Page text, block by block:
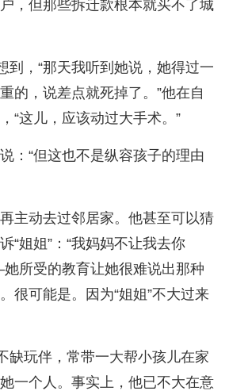
，但那些拆迁款根本就买不了城
到，“那天我听到她说，她得过一
的，说差点就死掉了。”他在自
“这儿，应该动过大手术。”
：“但这也不是纵容孩子的理由
主动去过邻居家。他甚至可以猜
“姐姐”：“我妈妈不让我去你
所受的教育让她很难说出那种
很可能是。因为“姐姐”不大过来
缺玩伴，常带一大帮小孩儿在家
一个人。事实上，他已不大在意